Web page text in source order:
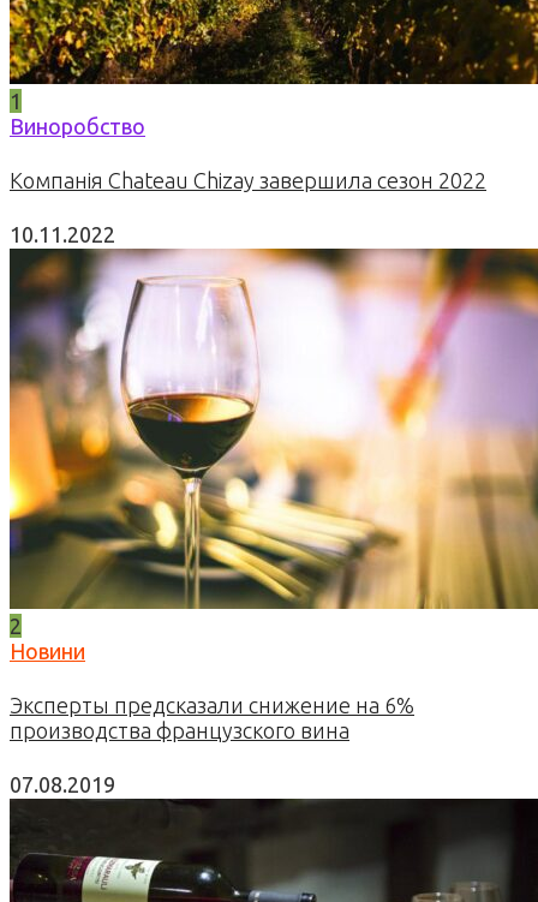
1
Виноробство
Компанія Chateau Chizay завершила сезон 2022
10.11.2022
2
Новини
Эксперты предсказали снижение на 6%
производства французского вина
07.08.2019